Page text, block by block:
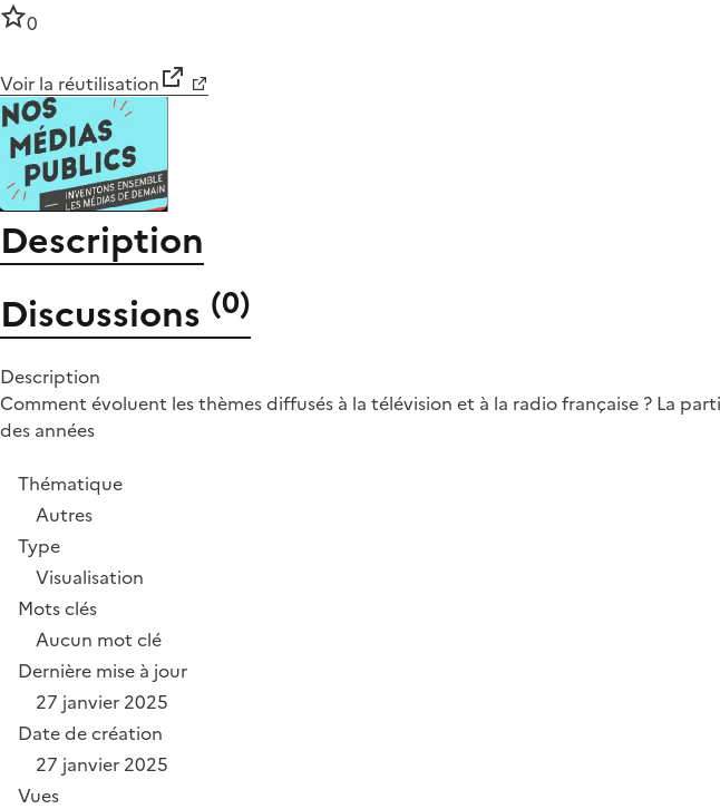
0
Voir la réutilisation
Description
Discussions (0)
Description
Comment évoluent les thèmes diffusés à la télévision et à la radio française ? La
des années
Thématique
Autres
Type
Visualisation
Mots clés
Aucun mot clé
Dernière mise à jour
27 janvier 2025
Date de création
27 janvier 2025
Vues